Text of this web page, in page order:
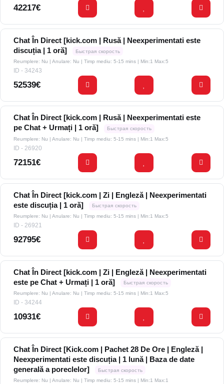
42217€
Chat În Direct [kick.com | Rusă | Neexperimentati este
discuția | 1 oră]
Быстрая скорость
Reumplere: Nu | Anulare: Nu | Timp mediu: 5-15 mins | Min:1 Max:5
ID - 34243
52539€
Chat În Direct [kick.com | Rusă | Neexperimentati este
pe Chat + Urmați | 1 oră]
Быстрая скорость
Reumplere: Nu | Anulare: Nu | Timp mediu: 5-15 mins | Min:1 Max:5
ID - 26920
72151€
Chat În Direct [kick.com | Zi | Engleză | Neexperimentati
este discuția | 1 oră]
Быстрая скорость
Reumplere: Nu | Anulare: Nu | Timp mediu: 5-15 mins | Min:1 Max:5
ID - 26921
92795€
Chat În Direct [kick.com | Zi | Engleză | Neexperimentati
este pe Chat + Urmați | 1 oră]
Быстрая скорость
Reumplere: Nu | Anulare: Nu | Timp mediu: 5-15 mins | Min:1 Max:5
ID - 34244
10931€
Chat În Direct [Kick.com | Pachet 28 De Ore | Engleză |
Neexperimentati este discuția | 1 lună | Baza de date
generală a poreclelor]
Быстрая скорость
Reumplere: Nu | Anulare: Nu | Timp mediu: 5-15 mins | Min:1 Max:1